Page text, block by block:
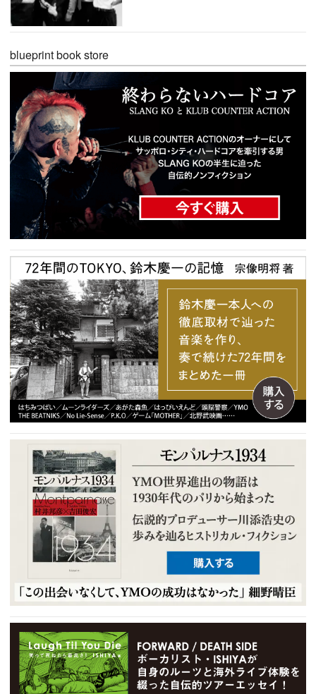
blueprint book store